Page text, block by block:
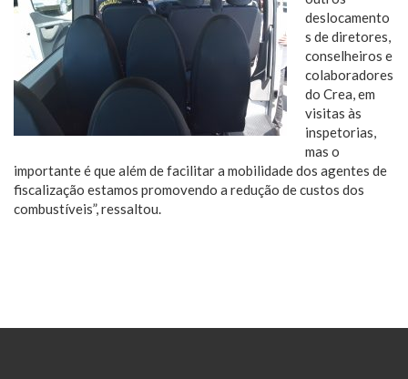
deslocamento
s de diretores,
conselheiros e
colaboradores
do Crea, em
visitas às
inspetorias,
mas o
importante é que além de facilitar a mobilidade dos agentes de
fiscalização estamos promovendo a redução de custos dos
combustíveis”, ressaltou.